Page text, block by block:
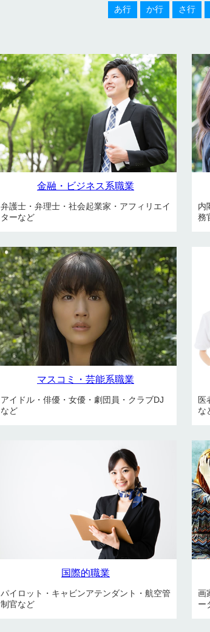
あ行 か行 さ行
金融・ビジネス系職業
弁護士・弁理士・社会起業家・アフィリエイ
ターなど
内
務
マスコミ・芸能系職業
アイドル・俳優・女優・劇団員・クラブDJ
など
医
な
国際的職業
パイロット・キャビンアテンダント・航空管
制官など
画
ー